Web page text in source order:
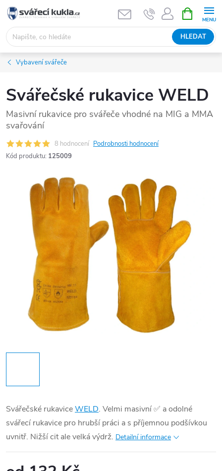
Přejít na obsah
HLEDAT
Vybavení svářeče
Svářečské rukavice WELD
Masivní rukavice pro svářeče vhodné na MIG a MMA
svařování
8 hodnocení Podrobnosti hodnocení
Kód produktu: 125009
Svářečské rukaviceWELD. Velmi masivní ✅ a odolné
svářecí rukavice pro hrubší práci a s příjemnou podšívkou
uvnitř. Nižší cit ale velká výdrž. Detailní informace